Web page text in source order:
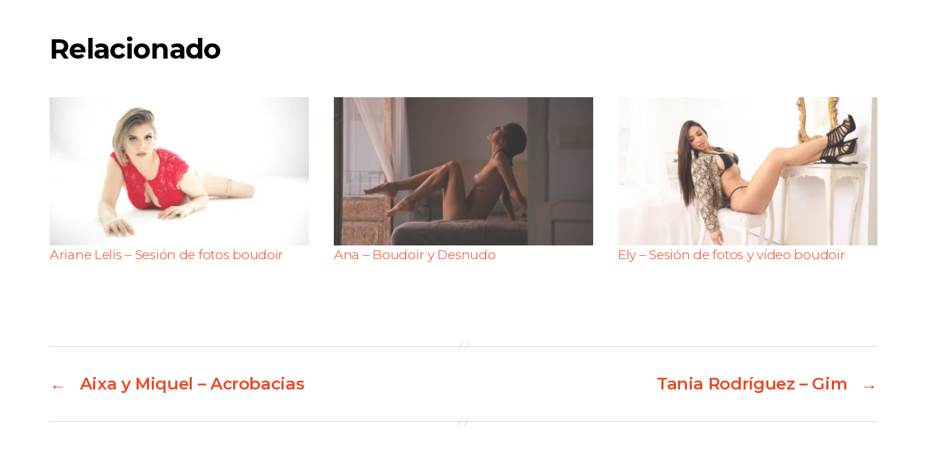
Relacionado
Ariane Lelis – Sesión de fotos boudoir Ana – Boudoir y Desnudo Ely – Sesión de fotos y vídeo boudoir
← Aixa y Miquel – Acrobacias →
Tania Rodríguez – Gim